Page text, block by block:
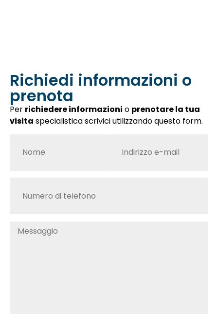
Richiedi informazioni o
prenota
Per richiedere informazioni o prenotare la tua
visita specialistica scrivici utilizzando questo form.